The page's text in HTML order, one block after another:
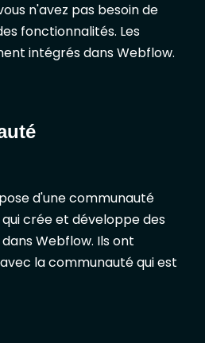
n'avez pas besoin de
fonctionnalités. Les
intégrés dans Webflow.
d'une communauté
crée et développe des
Webflow. Ils ont
la communauté qui est